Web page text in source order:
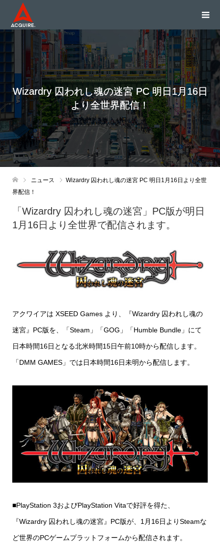
Wizardry 囚われし魂の迷宮 PC 明日1月16日
より全世界配信！
ニュース
Wizardry 囚われし魂の迷宮 PC 明日1月16日より全世
界配信！
「Wizardry 囚われし魂の迷宮」PC版が明日
1月16日より全世界で配信されます。
アクワイアは XSEED Games より、『Wizardry 囚われし魂の
迷宮』PC版を、「Steam」「GOG」「Humble Bundle」にて
日本時間16日となる北米時間15日午前10時から配信します。
「DMM GAMES」では日本時間16日未明から配信します。
■PlayStation 3およびPlayStation Vitaで好評を得た、
『Wizardry 囚われし魂の迷宮』PC版が、1月16日よりSteamな
ど世界のPCゲームプラットフォームから配信されます。